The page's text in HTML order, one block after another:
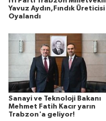
Yavuz Aydın,Fındık Üreticisi
Oyalandı
Sanayi ve Teknoloji Bakanı
Mehmet Fatih Kacır yarın
Trabzon'a geliyor!